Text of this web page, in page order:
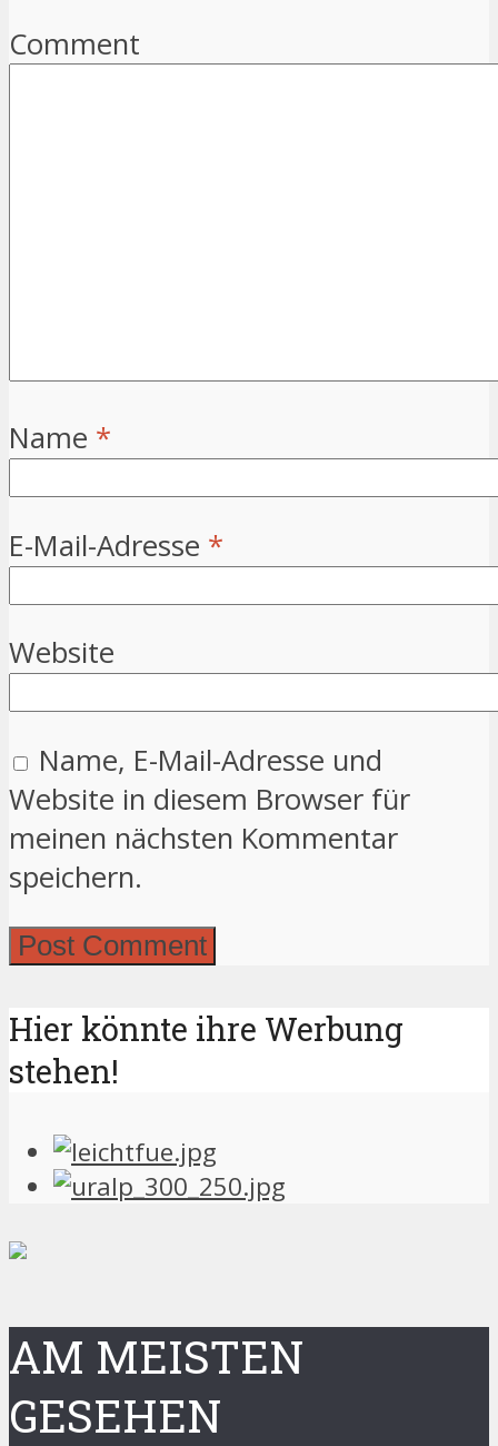
Comment
Name *
E-Mail-Adresse *
Website
Name, E-Mail-Adresse und
Website in diesem Browser für
meinen nächsten Kommentar
speichern.
Hier könnte ihre Werbung
stehen!
AM MEISTEN
GESEHEN